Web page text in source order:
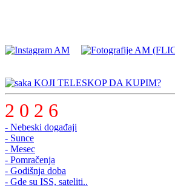
KOJI TELESKOP DA KUPIM?
2 0 2 6
- Nebeski događaji
- Sunce
- Mesec
- Pomračenja
- Godišnja doba
- Gde su ISS, sateliti..